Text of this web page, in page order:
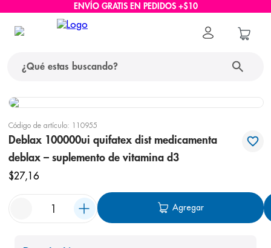
ENVÍO GRATIS EN PEDIDOS +$10
Código de artículo: 110955
Deblax 100000ui quifatex dist medicamenta
deblax – suplemento de vitamina d3
$27,16
Agregar
términos más buscados
1. protector solar
2. pañales
3.
5. nivea